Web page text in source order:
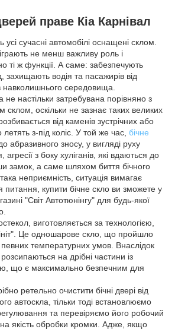
праве Кіа Карнівал
усі сучасні автомобілі оснащені склом.
не менш важливу роль і
ті ж функції. А саме: забезпечують
захищають водія та пасажирів від
навколишнього середовища.
не настільки затребувана порівняно з
склом, оскільки не зазнає таких великих
від каменів зустрічних або
з-під коліс. У той же час, бічне
абразивного зносу, у вигляді руху
агресії з боку хуліганів, які вдаються до
замок, а саме шляхом биття бічного
неприємність, ситуація вимагає
питання, купити бічне скло ви зможете у
"Світ Автотюнінгу" для будь-якої
виготовляється за технологією,
Це одношарове скло, що пройшло
температурних умов. Внаслідок
на дрібні частини із
що є максимально безпечним для
ретельно очистити бічні двері від
автоскла, тільки тоді встановлюємо
та перевіряємо його робочий
на якість обробки кромки. Адже, якщо